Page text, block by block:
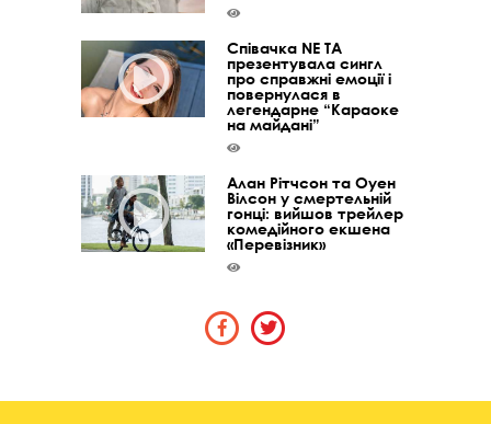
Співачка NE TA
презентувала сингл
про справжні емоції і
повернулася в
легендарне “Караоке
на майдані”
Алан Рітчсон та Оуен
Вілсон у смертельній
гонці: вийшов трейлер
комедійного екшена
«Перевізник»